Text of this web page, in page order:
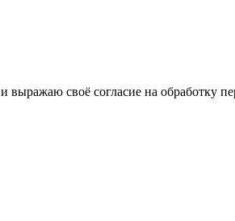
и выражаю своё согласие на обработку